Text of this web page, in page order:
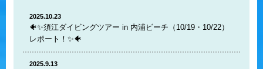
2025.10.23
🐠✨須江ダイビングツアー in 内浦ビーチ（10/19・10/22）
レポート！✨🐠
2025.9.13